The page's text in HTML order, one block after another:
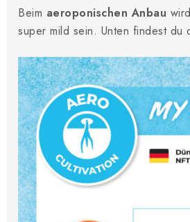
Beim aeroponischen Anbau
super mild sein. Unten findest